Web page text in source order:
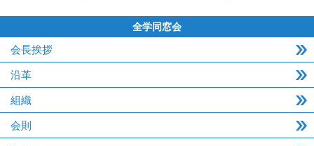
全学同窓会
会長挨拶
沿革
組織
会則